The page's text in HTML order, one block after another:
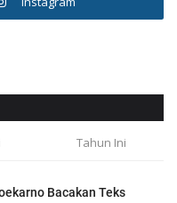
Tahun Ini
Bacakan Teks